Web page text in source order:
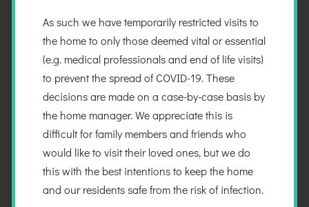
Nam efficitur dictum odio id lacinia. Praesent vitae
velit felis. Vestibulum rhoncus sit amet turpis molestie
feugiat. Fusce sit amet dolor a sem fringilla porttitor
sit amet eu urna. In eu pretium mauris. Praesent velit
purus, sodales eget mi nec, ornare fermentum ex.
Donec auctor hendrerit rhoncus. Maecenas
pellentesque convallis mi. Ut lacinia tempor quam id
sollicitudin. Aliquam erat volutpat. Aenean non ligula
enim. In accumsan magna et eros accumsan viverra
eu ut lectus.
As such we have temporarily restricted visits to
the home to only those deemed vital or essential
(e.g. medical professionals and end of life visits)
to prevent the spread of COVID-19. These
decisions are made on a case-by-case basis by
the home manager. We appreciate this is
difficult for family members and friends who
would like to visit their loved ones, but we do
this with the best intentions to keep the home
and our residents safe from the risk of infection.